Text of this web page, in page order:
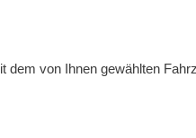
von Ihnen gewählten